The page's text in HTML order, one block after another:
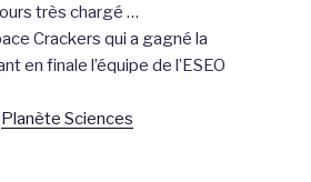
très chargé …
Crackers qui a gagné la
en finale l’équipe de l’ESEO
Planète Sciences